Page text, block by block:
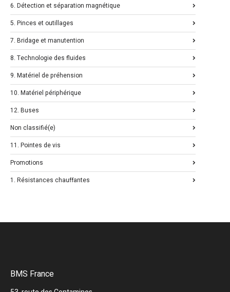
6. Détection et séparation magnétique
5. Pinces et outillages
7. Bridage et manutention
8. Technologie des fluides
9. Matériel de préhension
10. Matériel périphérique
12. Buses
Non classifié(e)
11. Pointes de vis
Promotions
1. Résistances chauffantes
BMS France